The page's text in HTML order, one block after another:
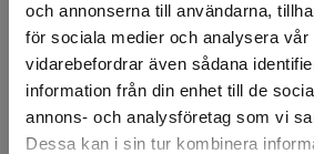
och annonserna till användarna,
för sociala medier och analysera vår
vidarebefordrar även sådana
information från din enhet till de
annons- och analysföretag som vi
Dessa kan i sin tur kombinera
Snabba leveranser
Kvalitetsprodukter
Över 30 år i branschen!
Lagerstatus